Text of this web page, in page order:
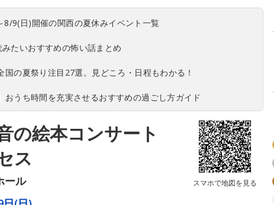
8/9(日)開催の関西の夏休みイベント一覧
みたいおすすめの怖い話まとめ
国の夏祭り注目27選。見どころ・日程もわかる！
おうち時間を充実させるおすすめの過ごし方ガイド
の絵本コンサート
ス
ール スマホで地図を見る